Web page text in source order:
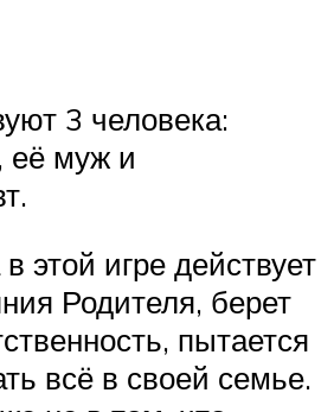
3 человека:
её муж и
этой игре действует
Родителя, берет
пытается
всё в своей семье.